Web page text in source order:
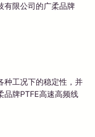
有限公司的广柔品牌
种工况下的稳定性，并
品牌PTFE高速高频线